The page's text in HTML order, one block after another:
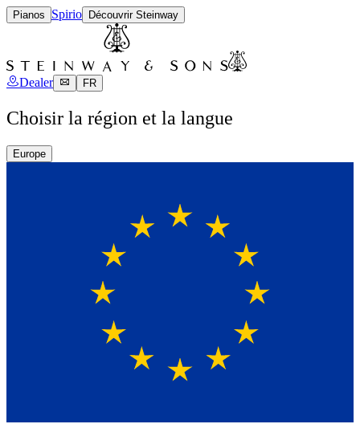
Pianos Spirio Découvrir Steinway
Dealer FR
Choisir la région et la langue
Europe